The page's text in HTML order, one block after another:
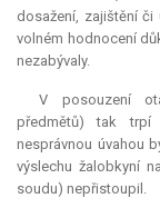
dosažení, zajištění
volném hodnocení
nezabývaly.
V posouzení
předmětů) tak trpí
nesprávnou úvahou
výslechu žalobkyní
soudu) nepřistoupil.